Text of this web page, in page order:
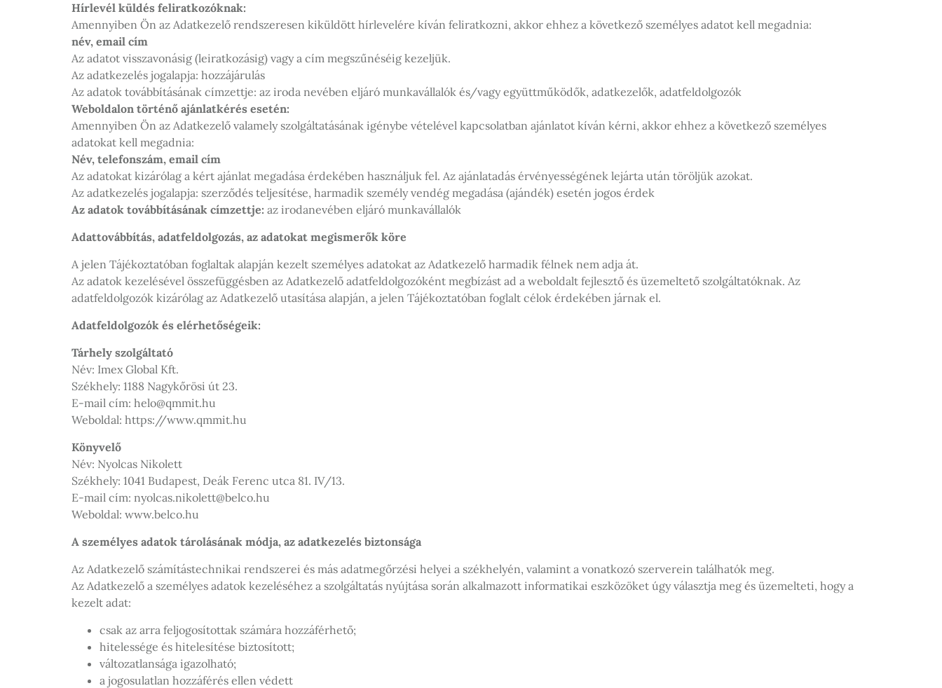
Hírlevél küldés feliratkozóknak:
Amennyiben Ön az Adatkezelő rendszeresen kiküldött hírlevelére kíván feliratkozni, akkor ehhez a következő személyes adatot kell megadnia:
név, email cím
Az adatot visszavonásig (leiratkozásig) vagy a cím megszűnéséig kezeljük.
Az adatkezelés jogalapja: hozzájárulás
Az adatok továbbításának címzettje: az iroda nevében eljáró munkavállalók és/vagy együttműködők, adatkezelők, adatfeldolgozók
Weboldalon történő ajánlatkérés esetén:
Amennyiben Ön az Adatkezelő valamely szolgáltatásának igénybe vételével kapcsolatban ajánlatot kíván kérni, akkor ehhez a következő személyes
adatokat kell megadnia:
Név, telefonszám, email cím
Az adatokat kizárólag a kért ajánlat megadása érdekében használjuk fel. Az ajánlatadás érvényességének lejárta után töröljük azokat.
Az adatkezelés jogalapja: szerződés teljesítése, harmadik személy vendég megadása (ajándék) esetén jogos érdek
Az adatok továbbításának címzettje: az irodanevében eljáró munkavállalók
Adattovábbítás, adatfeldolgozás, az adatokat megismerők köre
A jelen Tájékoztatóban foglaltak alapján kezelt személyes adatokat az Adatkezelő harmadik félnek nem adja át.
Az adatok kezelésével összefüggésben az Adatkezelő adatfeldolgozóként megbízást ad a weboldalt fejlesztő és üzemeltető szolgáltatóknak. Az
adatfeldolgozók kizárólag az Adatkezelő utasítása alapján, a jelen Tájékoztatóban foglalt célok érdekében járnak el.
Adatfeldolgozók és elérhetőségeik:
Tárhely szolgáltató
Név: Imex Global Kft.
Székhely: 1188 Nagykőrösi út 23.
E-mail cím: helo@qmmit.hu
Weboldal: https://www.qmmit.hu
Könyvelő
Név: Nyolcas Nikolett
Székhely: 1041 Budapest, Deák Ferenc utca 81. IV/13.
E-mail cím: nyolcas.nikolett@belco.hu
Weboldal: www.belco.hu
A személyes adatok tárolásának módja, az adatkezelés biztonsága
Az Adatkezelő számítástechnikai rendszerei és más adatmegőrzési helyei a székhelyén, valamint a vonatkozó szerverein találhatók meg.
Az Adatkezelő a személyes adatok kezeléséhez a szolgáltatás nyújtása során alkalmazott informatikai eszközöket úgy választja meg és üzemelteti, hogy a
kezelt adat:
csak az arra feljogosítottak számára hozzáférhető;
hitelessége és hitelesítése biztosított;
változatlansága igazolható;
a jogosulatlan hozzáférés ellen védett